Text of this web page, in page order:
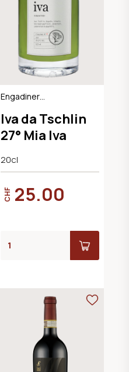
Engadiner
Iva da Tschlin
27° Mia Iva
20cl
CHF 25.00